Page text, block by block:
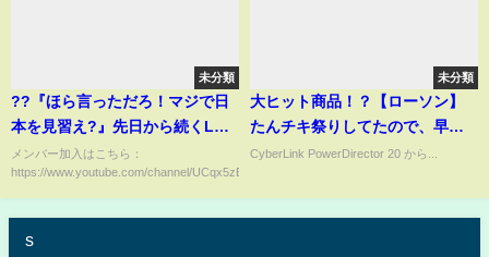
未分類
??『ほら言っただろ！マジで日
本を見習え?』先日から続くLA
の惨状により、何故か日本が再
評価されてしまう事態へ。
メンバー加入はこちら：
https://www.youtube.com/channel/UCqx5zEgUZMtMtkIPuARq9mw/j...
未分類
大ヒット商品！？【ローソン】
たんチキ祭りしてたので、早速
試食タイムー！
CyberLink PowerDirector 20 から...
s